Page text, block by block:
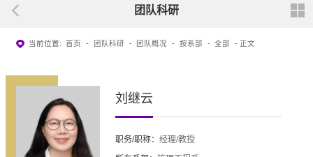
团队科研
当前位置: 首页 - 团队科研 - 团队概况 - 按系部 - 全部 - 正文
刘继云
职务/职称： 经理/教授